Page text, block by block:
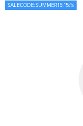
SALECODE:SUMMER15:15:%